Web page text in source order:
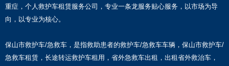
重症，个人救护车租赁服务公司，专业一条龙服务贴心服务，以市场为导
向，以专业为核心。
保山市救护车/急救车，是指救助患者的救护车/急救车车辆，保山市救护车/
急救车租赁，长途转运救护车租用，省外急救车出租，出租省外救治车，